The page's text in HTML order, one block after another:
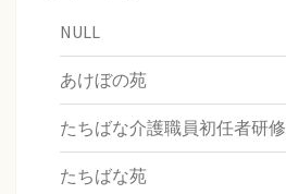
NULL
あけぼの苑
たちばな介護職員初任者研修
たちばな苑